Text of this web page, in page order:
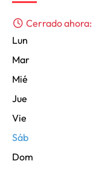
Cerrado ahora:
Lun
Mar
Mié
Jue
Vie
Sáb
Dom